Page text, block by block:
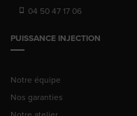
04 50 47 17 06
PUISSANCE INJECTION
Notre équipe
Nos garanties